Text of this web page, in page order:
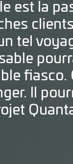
est la
tel
fiasco.
Il